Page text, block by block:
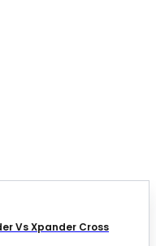
Vs Xpander Cross